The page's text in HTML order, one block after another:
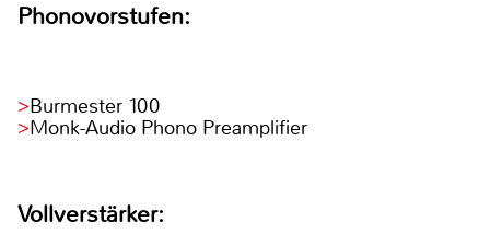
Phonovorstufen:
Burmester 100
Monk-Audio Phono Preamplifier
Vollverstärker: